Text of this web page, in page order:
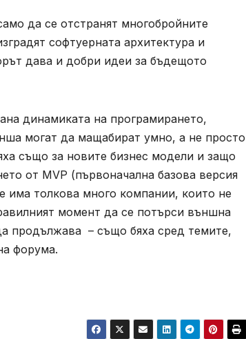
да се отстранят многобройните
софтуерната архитектура и
дава и добри идеи за бъдещото
динамиката на програмирането,
могат да мащабират умно, а не просто
също за новите бизнес модели и защо
от MVP (първоначална базова версия
толкова много компании, които не
момент да се потърси външна
продължава – също бяха сред темите,
форума.